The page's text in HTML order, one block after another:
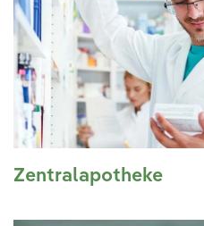
Der Klinikverbund Südwest
Standorte & Kontakt Aktuelles
Ihre Meinung ist uns wichtig!
Zentralapotheke